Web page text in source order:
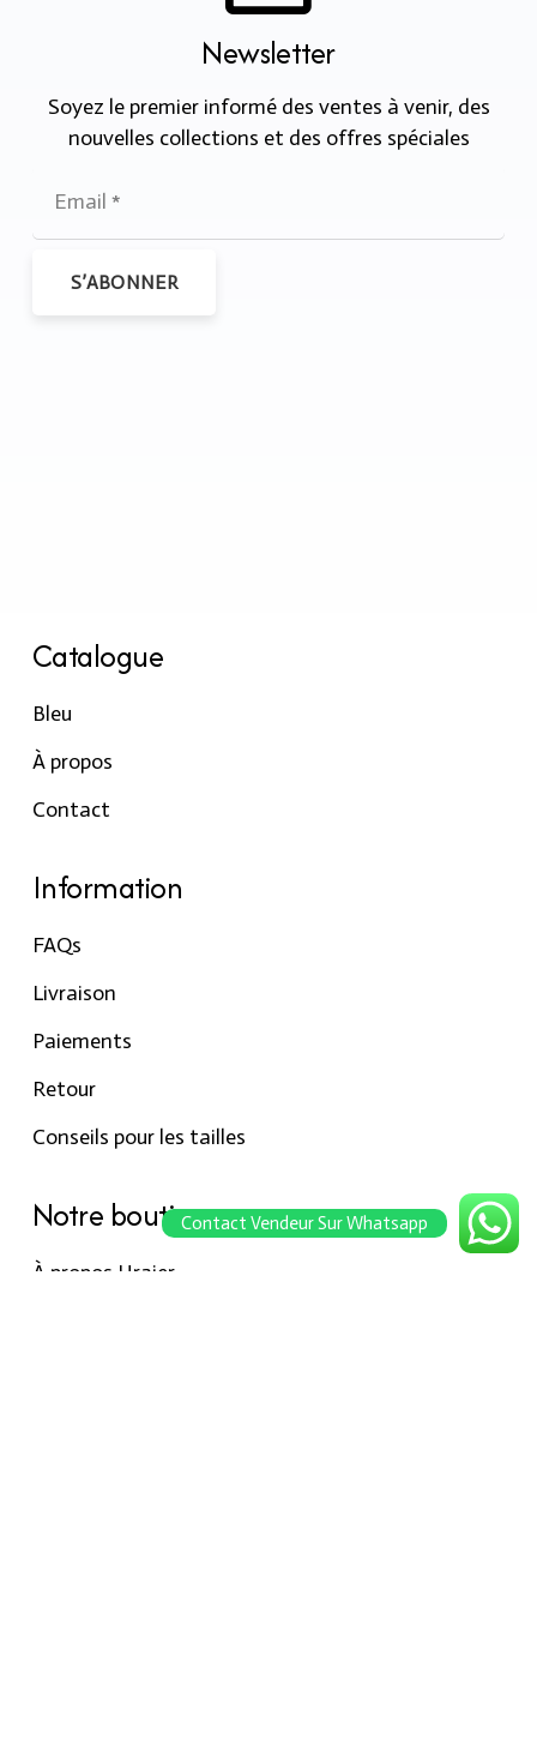
Newsletter
Soyez le premier informé des ventes à venir, des
nouvelles collections et des offres spéciales
S’ABONNER
Catalogue
Bleu
À propos
Contact
Information
FAQs
Livraison
Paiements
Retour
Conseils pour les tailles
Notre boutique
À propos Hraier
Contact Vendeur Sur Whatsapp